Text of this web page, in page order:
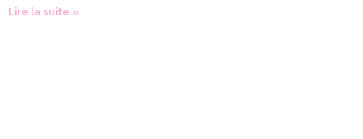
Lire la suite »